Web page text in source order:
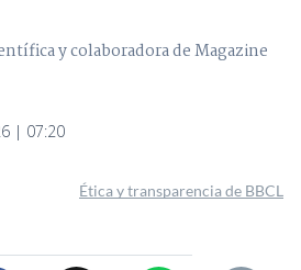
y colaboradora de Magazine
| 07:20
Ética y transparencia de BBCL